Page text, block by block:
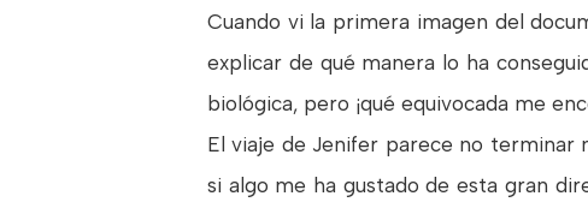
Cuando vi la primera imagen del
explicar de qué manera lo ha
biológica, pero ¡qué equivocada me
El viaje de Jenifer parece no terminar
si algo me ha gustado de esta gran